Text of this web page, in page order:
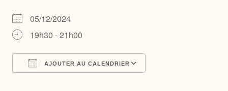
05/12/2024
19h30 - 21h00
AJOUTER AU CALENDRIER